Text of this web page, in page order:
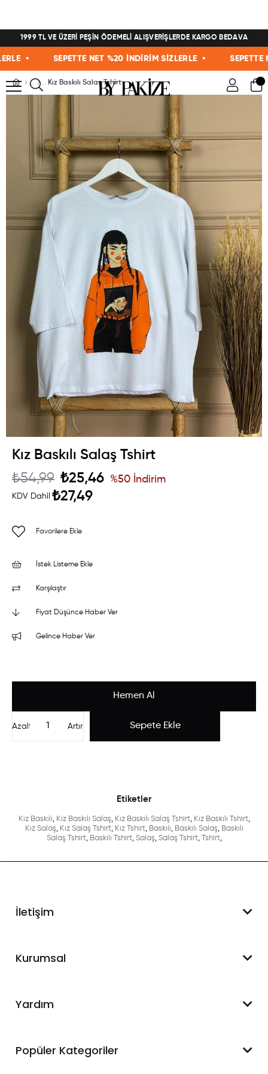
1999 TL VE ÜZERİ PEŞİN ÖDEMELİ ALIŞVERİŞLERDE KARGO BEDAVA
• SEPETTE NET %20 İNDİRİM SİZLERLE • SEPETTE
Kız Baskılı Salaş Tshirt
Kız Baskılı Salaş Tshirt
₺54,99 ₺25,46
KDV Dahil ₺27,49
%50 İndirim
Favorilere Ekle
İstek Listeme Ekle
Karşılaştır
Fiyat Düşünce Haber Ver
Gelince Haber Ver
Artır
Azalt
Etiketler
Kız Baskılı, Kız Baskılı Salaş, Kız Baskılı Salaş Tshirt, Kız Baskılı Tshirt,
Kız Salaş, Kız Salaş Tshirt, Kız Tshirt, Baskılı, Baskılı Salaş, Baskılı
Salaş Tshirt, Baskılı Tshirt, Salaş, Salaş Tshirt, Tshirt,
İletişim
WhatsApp Destek
Kurumsal
Hakkımızda
Blog
Yardım
Hesabım
Popüler Kategoriler